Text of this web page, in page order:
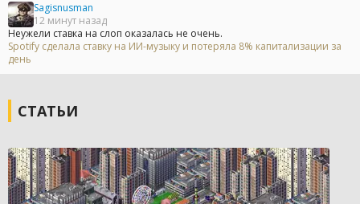
Sagisnusman
12 минут назад
Неужели ставка на слоп оказалась не очень.
Spotify сделала ставку на ИИ-музыку и потеряла 8% капитализации за
день
СТАТЬИ